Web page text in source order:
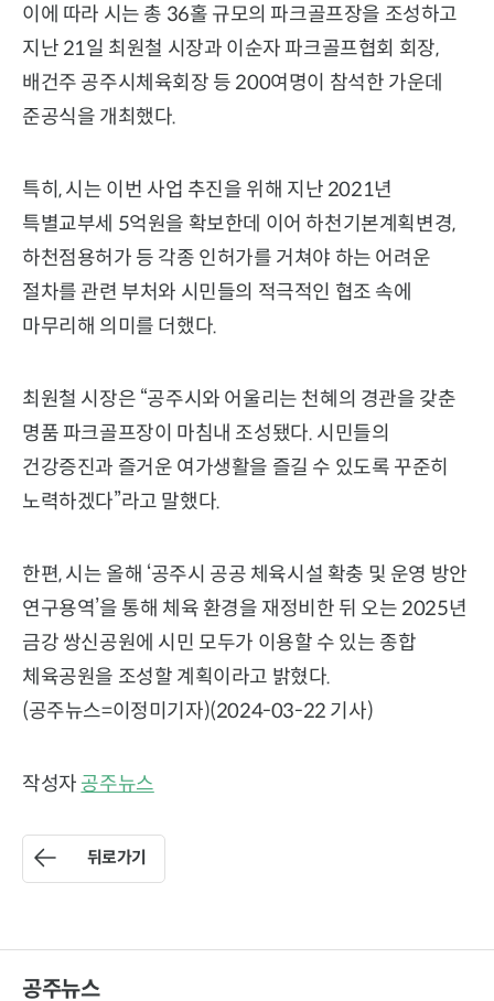
이에 따라 시는 총 36홀 규모의 파크골프장을 조성하고
지난 21일 최원철 시장과 이순자 파크골프협회 회장,
배건주 공주시체육회장 등 200여명이 참석한 가운데
준공식을 개최했다.
특히, 시는 이번 사업 추진을 위해 지난 2021년
특별교부세 5억원을 확보한데 이어 하천기본계획변경,
하천점용허가 등 각종 인허가를 거쳐야 하는 어려운
절차를 관련 부처와 시민들의 적극적인 협조 속에
마무리해 의미를 더했다.
최원철 시장은 “공주시와 어울리는 천혜의 경관을 갖춘
명품 파크골프장이 마침내 조성됐다. 시민들의
건강증진과 즐거운 여가생활을 즐길 수 있도록 꾸준히
노력하겠다”라고 말했다.
한편, 시는 올해 ‘공주시 공공 체육시설 확충 및 운영 방안
연구용역’을 통해 체육 환경을 재정비한 뒤 오는 2025년
금강 쌍신공원에 시민 모두가 이용할 수 있는 종합
체육공원을 조성할 계획이라고 밝혔다.
(공주뉴스=이정미기자)(2024-03-22 기사)
작성자 공주뉴스
뒤로가기
공주뉴스